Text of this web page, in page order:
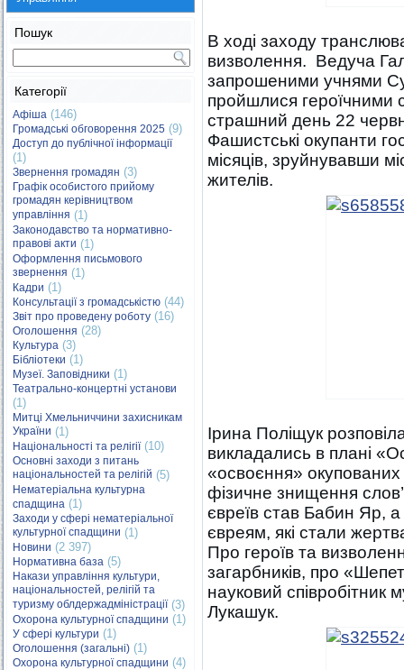
Пошук
Категорії
Афіша (146)
Громадські обговорення 2025 (9)
Доступ до публічної інформації
(1)
Звернення громадян (3)
Графік особистого прийому
громадян керівництвом
управління (1)
Законодавство та нормативно-
правові акти (1)
Оформлення письмового
звернення (1)
Кадри (1)
Консультації з громадськістю (44)
Звіт про проведену роботу (16)
Оголошення (28)
Культура (3)
Бібліотеки (1)
Музеї. Заповідники (1)
Театрально-концертні установи
(1)
Митці Хмельниччини захисникам
України (1)
Національності та релігії(10)
Основні заходи з питань
національностей та релігій (5)
Нематеріальна культурна
спадщина (1)
Заходи у сфері нематеріальної
культурної спадщини (1)
Новини (2 397)
Нормативна база (5)
Накази управління культури,
національностей, релігій та
туризму облдержадміністрації(3)
Охорона культурної спадщини (1)
У сфері культури (1)
Оголошення (загальні) (1)
Охорона культурної спадщини (4)
В ході заходу
визволення. Ведуча
запрошеними учнями
пройшлися героїчними
страшний день 22
Фашистські окупанти
місяців, зруйнувавши
жителів.
Ірина Поліщук
викладались в плані
«освоєння» окупованих
фізичне знищення
євреїв став Бабин Яр,
євреям, які стали
Про героїв та
загарбників, про
науковий
Лукашук.